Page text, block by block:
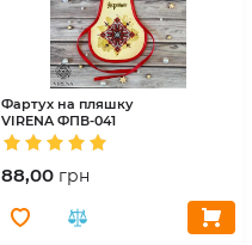
Фартух на пляшку
VIRENA ФПВ-041
88,00 грн